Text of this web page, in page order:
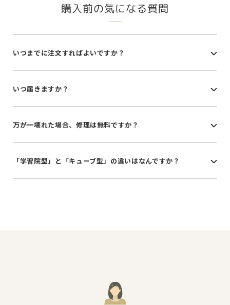
購入前の気になる質問
いつまでに注文すればよいですか？
いつ届きますか？
万が一壊れた場合、修理は無料ですか？
「学習院型」と「キューブ型」の違いはなんですか？